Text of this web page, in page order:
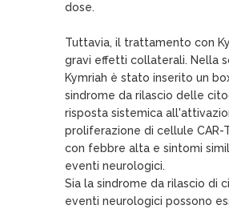
dose.
Tuttavia, il trattamento con
gravi effetti collaterali. Nella
Kymriah è stato inserito un
sindrome da rilascio delle
risposta sistemica
proliferazione di cellule CAR-
con febbre alta e sintomi
eventi neurologici.
Sia la sindrome da rilascio di
eventi neurologici possono